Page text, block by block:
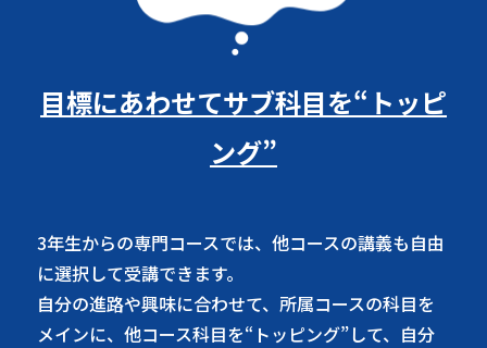
目標にあわせてサブ科目を“トッピ
ング”
3年生からの専門コースでは、他コースの講義も自由
に選択して受講できます。
自分の進路や興味に合わせて、所属コースの科目を
メインに、他コース科目を“トッピング”して、自分